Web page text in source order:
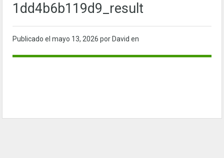
1dd4b6b119d9_result
Publicado el mayo 13, 2026 por David en